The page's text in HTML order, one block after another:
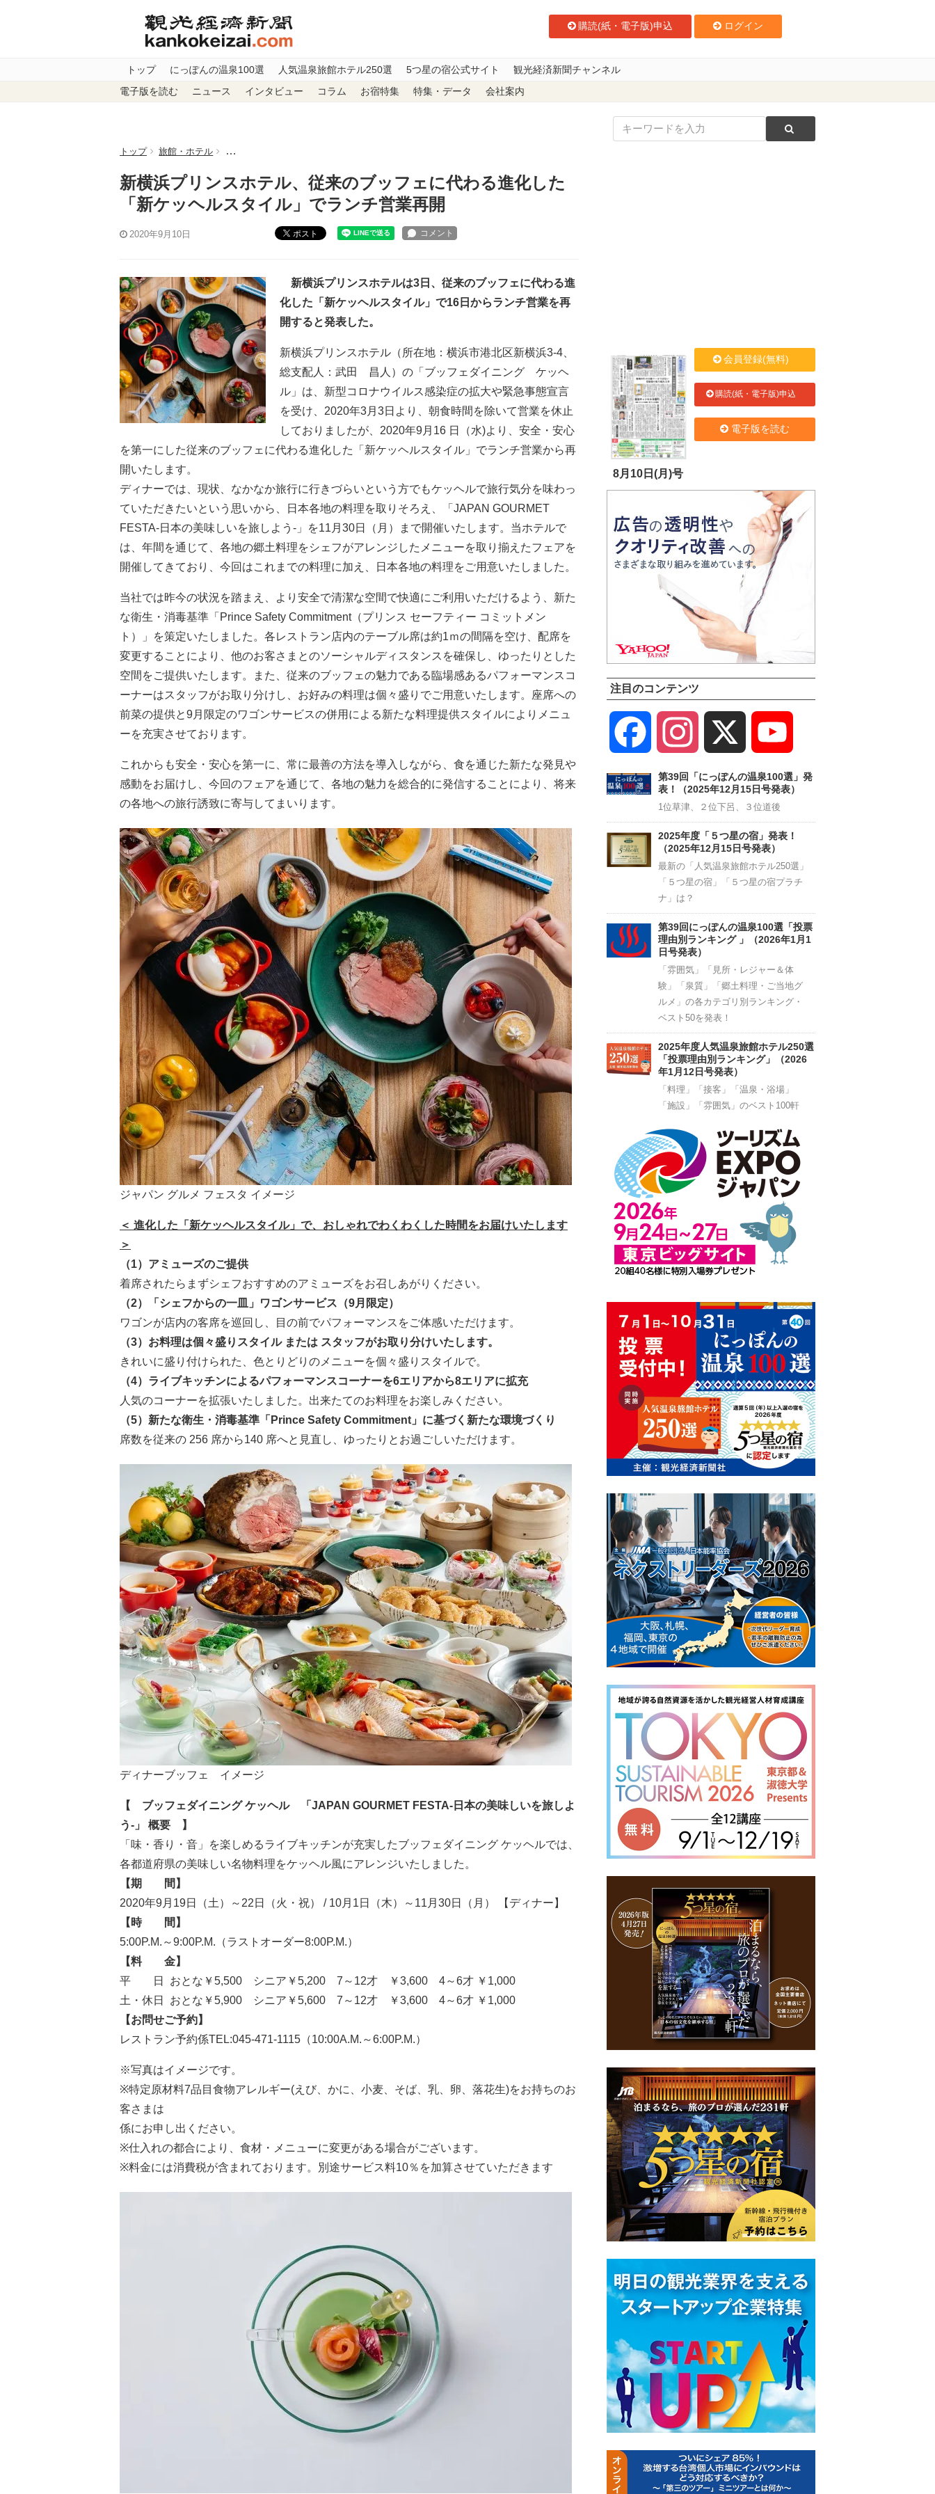
購読(紙・電子版)申込 ログイン
トップ にっぽんの温泉100選 人気温泉旅館ホテル250選 5つ星の宿公式サイト 観光経済新聞チャンネル
電子版を読む ニュース インタビュー コラム お宿特集 特集・データ 会社案内
トップ 旅館・ホテル 新横浜プリンスホテル、従来のブッフェに代わる進化した「新ケッヘルスタイル」でランチ営業再開
新横浜プリンスホテル、従来のブッフェに代わる進化した
「新ケッヘルスタイル」でランチ営業再開
2020年9月10日 ポスト
新横浜プリンスホテルは3日、従来のブッフェに代わる進
化した「新ケッヘルスタイル」で16日からランチ営業を再
開すると発表した。
新横浜プリンスホテル（所在地：横浜市港北区新横浜3-4、
総支配人：武田 昌人）の「ブッフェダイニング ケッヘ
ル」は、新型コロナウイルス感染症の拡大や緊急事態宣言
を受け、2020年3月3日より、朝食時間を除いて営業を休止
しておりましたが、2020年9月16 日（水)より、安全・安心
を第一にした従来のブッフェに代わる進化した「新ケッヘルスタイル」でランチ営業から再
開いたします。
ディナーでは、現状、なかなか旅行に行きづらいという方でもケッヘルで旅行気分を味わっ
ていただきたいという思いから、日本各地の料理を取りそろえ、「JAPAN GOURMET
FESTA-日本の美味しいを旅しよう-」を11月30日（月）まで開催いたします。当ホテルで
は、年間を通じて、各地の郷土料理をシェフがアレンジしたメニューを取り揃えたフェアを
開催してきており、今回はこれまでの料理に加え、日本各地の料理をご用意いたしました。
当社では昨今の状況を踏まえ、より安全で清潔な空間で快適にご利用いただけるよう、新た
な衛生・消毒基準「Prince Safety Commitment（プリンス セーフティー コミットメン
ト）」を策定いたしました。各レストラン店内のテーブル席は約1ｍの間隔を空け、配席を
変更することにより、他のお客さまとのソーシャルディスタンスを確保し、ゆったりとした
空間をご提供いたします。また、従来のブッフェの魅力である臨場感あるパフォーマンスコ
ーナーはスタッフがお取り分けし、お好みの料理は個々盛りでご用意いたします。座席への
前菜の提供と9月限定のワゴンサービスの併用による新たな料理提供スタイルによりメニュ
ーを充実させております。
これからも安全・安心を第一に、常に最善の方法を導入しながら、食を通じた新たな発見や
感動をお届けし、今回のフェアを通じて、各地の魅力を総合的に発信することにより、将来
の各地への旅行誘致に寄与してまいります。
ジャパン グルメ フェスタ イメージ
＜ 進化した「新ケッヘルスタイル」で、おしゃれでわくわくした時間をお届けいたします
＞
（1）アミューズのご提供
着席されたらまずシェフおすすめのアミューズをお召しあがりください。
（2）「シェフからの一皿」ワゴンサービス（9月限定）
ワゴンが店内の客席を巡回し、目の前でパフォーマンスをご体感いただけます。
（3）お料理は個々盛りスタイル または スタッフがお取り分けいたします。
きれいに盛り付けられた、色とりどりのメニューを個々盛りスタイルで。
（4）ライブキッチンによるパフォーマンスコーナーを6エリアから8エリアに拡充
人気のコーナーを拡張いたしました。出来たてのお料理をお楽しみください。
（5）新たな衛生・消毒基準「Prince Safety Commitment」に基づく新たな環境づくり
席数を従来の 256 席から140 席へと見直し、ゆったりとお過ごしいただけます。
ディナーブッフェ イメージ
【 ブッフェダイニング ケッヘル 「JAPAN GOURMET FESTA-日本の美味しいを旅しよ
う-」 概要 】
「味・香り・音」を楽しめるライブキッチンが充実したブッフェダイニング ケッヘルでは、
各都道府県の美味しい名物料理をケッヘル風にアレンジいたしました。
【期 間】
2020年9月19日（土）～22日（火・祝） / 10月1日（木）～11月30日（月） 【ディナー】
【時 間】
5:00P.M.～9:00P.M.（ラストオーダー8:00P.M.）
【料 金】
平 日 おとな￥5,500 シニア￥5,200 7～12才 ￥3,600 4～6才 ￥1,000
土・休日 おとな￥5,900 シニア￥5,600 7～12才 ￥3,600 4～6才 ￥1,000
【お問せご予約】
レストラン予約係TEL:045-471-1115（10:00A.M.～6:00P.M.）
※写真はイメージです。
※特定原材料7品目食物アレルギー(えび、かに、小麦、そば、乳、卵、落花生)をお持ちのお
客さまは
係にお申し出ください。
※仕入れの都合により、食材・メニューに変更がある場合がございます。
※料金には消費税が含まれております。別途サービス料10％を加算させていただきます
8月10日(月)号
会員登録(無料)
購読(紙・電子版)申込
電子版を読む
注目のコンテンツ
Facebook Instagram
Channel
第39回「にっぽんの温泉100選」発
表！（2025年12月15日号発表）
1位草津、２位下呂、３位道後
2025年度「５つ星の宿」発表！
（2025年12月15日号発表）
最新の「人気温泉旅館ホテル250選」
「５つ星の宿」「５つ星の宿プラチ
ナ」は？
第39回にっぽんの温泉100選「投票
理由別ランキング 」（2026年1月1
日号発表）
「雰囲気」「見所・レジャー＆体
験」「泉質」「郷土料理・ご当地グ
ルメ」の各カテゴリ別ランキング・
ベスト50を発表！
2025年度人気温泉旅館ホテル250選
「投票理由別ランキング」（2026
年1月12日号発表）
「料理」「接客」「温泉・浴場」
「施設」「雰囲気」のベスト100軒